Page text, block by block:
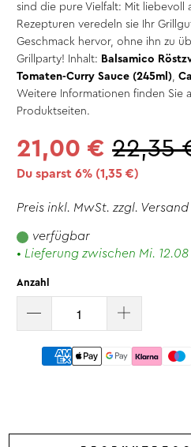
sind die pure Vielfalt: Mit liebevoll
Rezepturen veredeln sie Ihr
Geschmack hervor, ohne ihn zu
Grillparty! Inhalt: Balsamico
Tomaten-Curry Sauce (245ml) ,
Weitere Informationen finden Sie
Produktseiten.
21,00 € 22,35
Du sparst 6% (1,35 €)
Preis inkl. MwSt. zzgl. Versand
verfügbar
• Lieferung zwischen Mi.
Anzahl